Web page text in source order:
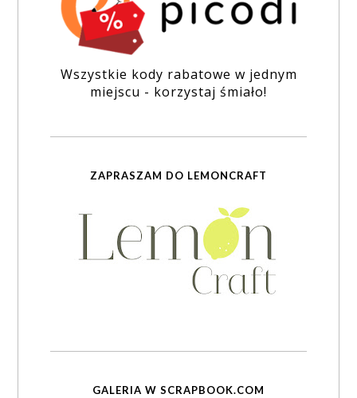
Wszystkie kody rabatowe w jednym
miejscu - korzystaj śmiało!
ZAPRASZAM DO LEMONCRAFT
GALERIA W SCRAPBOOK.COM